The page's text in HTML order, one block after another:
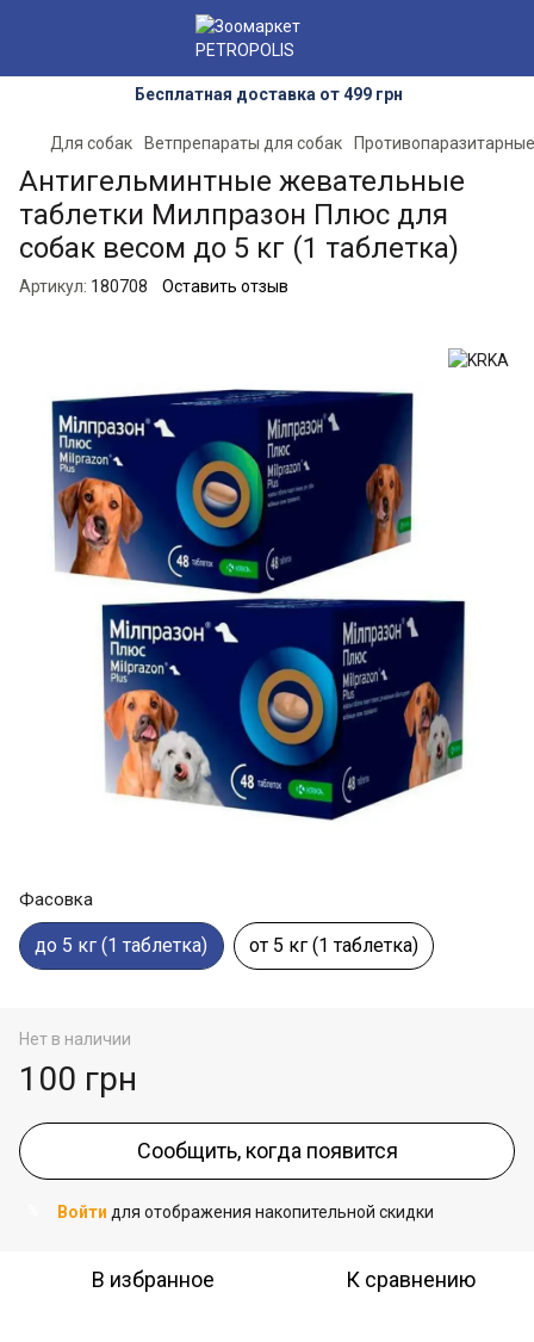
Бесплатная доставка от 499 грн
Для собак Ветпрепараты для собак
Антигельминтные жевательные
таблетки Милпразон Плюс для
собак весом до 5 кг (1 таблетка)
Артикул: 180708 Оставить отзыв
Фасовка
до 5 кг (1 таблетка) от 5 кг (1 таблетка)
Нет в наличии
100 грн
Сообщить, когда появится
Войти для отображения накопительной скидки
В избранное К сравнению